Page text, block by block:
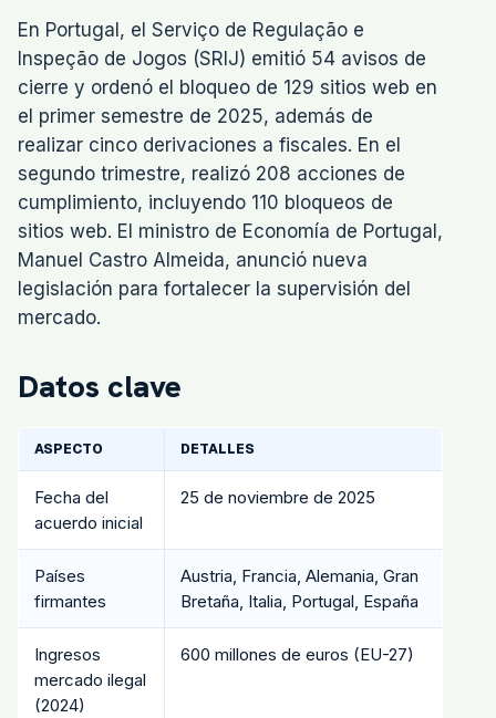
En Portugal, el Serviço de Regulação e
Inspeção de Jogos (SRIJ) emitió 54 avisos de
cierre y ordenó el bloqueo de 129 sitios web en
el primer semestre de 2025, además de
realizar cinco derivaciones a fiscales. En el
segundo trimestre, realizó 208 acciones de
cumplimiento, incluyendo 110 bloqueos de
sitios web. El ministro de Economía de Portugal,
Manuel Castro Almeida, anunció nueva
legislación para fortalecer la supervisión del
mercado.
Datos clave
ASPECTO DETALLES
Fecha del
acuerdo inicial
25 de noviembre de 2025
Países
firmantes
Austria, Francia, Alemania, Gran
Bretaña, Italia, Portugal, España
Ingresos
mercado ilegal
(2024)
600 millones de euros (EU-27)